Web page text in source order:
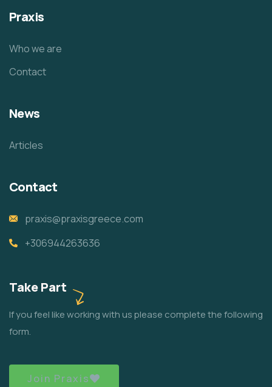
Praxis
Who we are
Contact
News
Articles
Contact
praxis@praxisgreece.com
+306944263636
Take Part
If you feel like working with us please complete the following
form.
Join Praxis